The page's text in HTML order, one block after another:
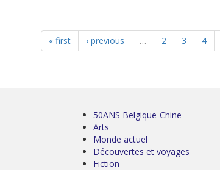
« first ‹ previous … 2 3 4
50ANS Belgique-Chine
Arts
Monde actuel
Découvertes et voyages
Fiction